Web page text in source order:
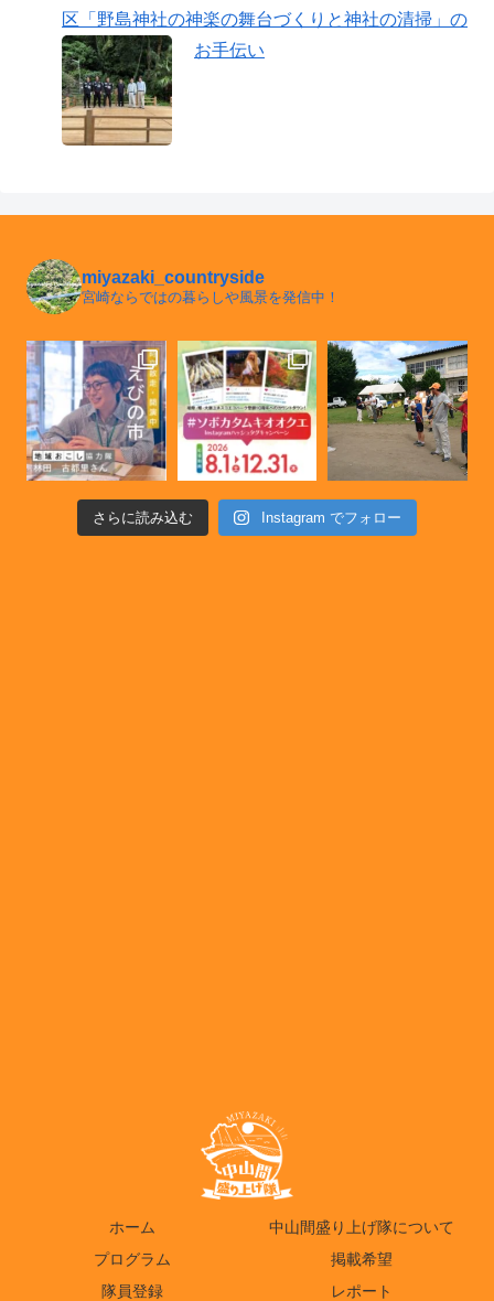
区「野島神社の神楽の舞台づくりと神社の清掃」の
お手伝い
miyazaki_countryside
宮崎ならではの暮らしや風景を発信中！
さらに読み込む Instagram でフォロー
ホーム
中山間盛り上げ隊について
プログラム
掲載希望
隊員登録
レポート